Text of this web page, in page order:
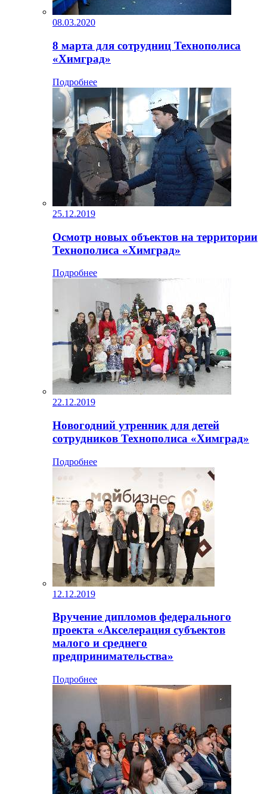
08.03.2020
8 марта для сотрудниц Технополиса
«Химград»
Подробнее
25.12.2019
Осмотр новых объектов на территории
Технополиса «Химград»
Подробнее
22.12.2019
Новогодний утренник для детей
сотрудников Технополиса «Химград»
Подробнее
12.12.2019
Вручение дипломов федерального
проекта «Акселерация субъектов
малого и среднего
предпринимательства»
Подробнее